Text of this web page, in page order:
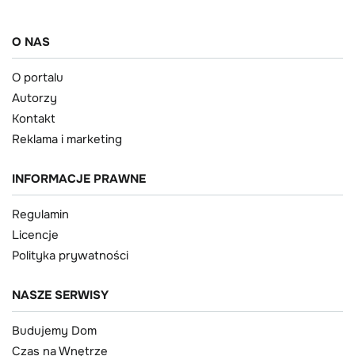
O NAS
O portalu
Autorzy
Kontakt
Reklama i marketing
INFORMACJE PRAWNE
Regulamin
Licencje
Polityka prywatności
NASZE SERWISY
Budujemy Dom
Czas na Wnętrze